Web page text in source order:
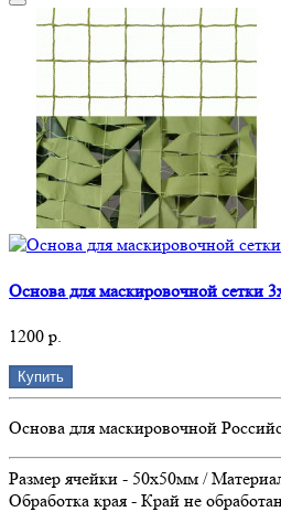
Основа для маскировочной сетки
1200 р.
Купить
Основа для маскировочной
Размер ячейки - 50х50мм /
Обработка края - Край не